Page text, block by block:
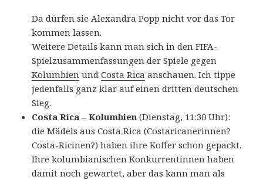
Da dürfen sie Alexandra Popp nicht vor das Tor
kommen lassen.
Weitere Details kann man sich in den FIFA-
Spielzusammenfassungen der Spiele gegen
Kolumbien undCosta Rica anschauen. Ich tippe
jedenfalls ganz klar auf einen dritten deutschen
Sieg.
Costa Rica – Kolumbien (Dienstag, 11:30 Uhr):
die Mädels aus Costa Rica (Costaricanerinnen?
Costa-Ricinen?) haben ihre Koffer schon gepackt.
Ihre kolumbianischen Konkurrentinnen haben
damit noch gewartet, aber das kann man als